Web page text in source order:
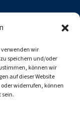
wir
speichern und/oder
können wir
auf dieser Website
widerrufen, können
verpassen.